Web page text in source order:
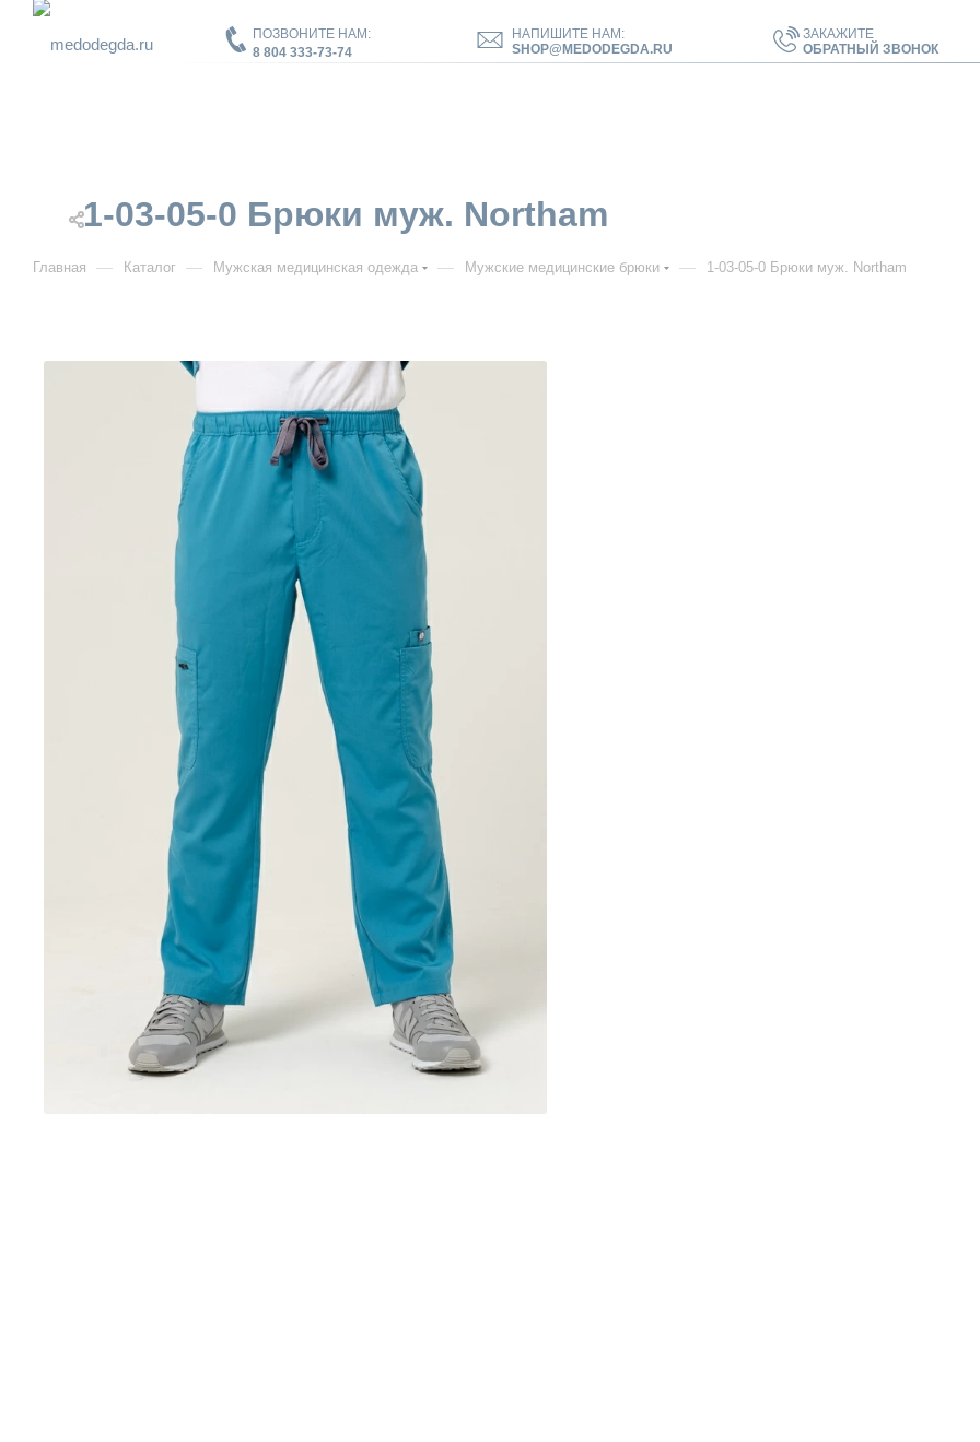
ПОЗВОНИТЕ НАМ:
8 804 333-73-74
НАПИШИТЕ НАМ:
SHOP@MEDODEGDA.RU
ЗАКАЖИТЕ
ОБРАТНЫЙ ЗВОНОК
1-03-05-0 Брюки муж. Northam
Главная — Каталог — Мужская медицинская одежда — Мужские медицинские брюки — 1-03-05-0 Брюки муж. Northam